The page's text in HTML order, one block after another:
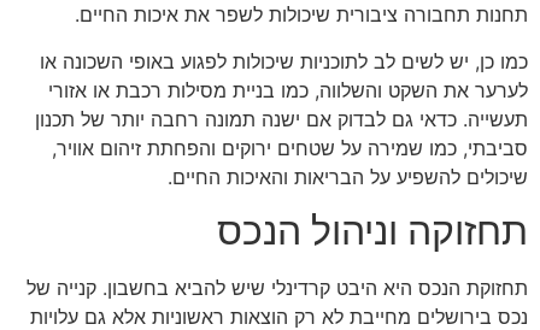
תחנות תחבורה ציבורית שיכולות לשפר את איכות החיים.
כמו כן, יש לשים לב לתוכניות שיכולות לפגוע באופי השכונה או
לערער את השקט והשלווה, כמו בניית מסילות רכבת או אזורי
תעשייה. כדאי גם לבדוק אם ישנה תמונה רחבה יותר של תכנון
סביבתי, כמו שמירה על שטחים ירוקים והפחתת זיהום אוויר,
שיכולים להשפיע על הבריאות והאיכות החיים.
תחזוקה וניהול הנכס
תחזוקת הנכס היא היבט קרדינלי שיש להביא בחשבון. קנייה של
נכס בירושלים מחייבת לא רק הוצאות ראשוניות אלא גם עלויות